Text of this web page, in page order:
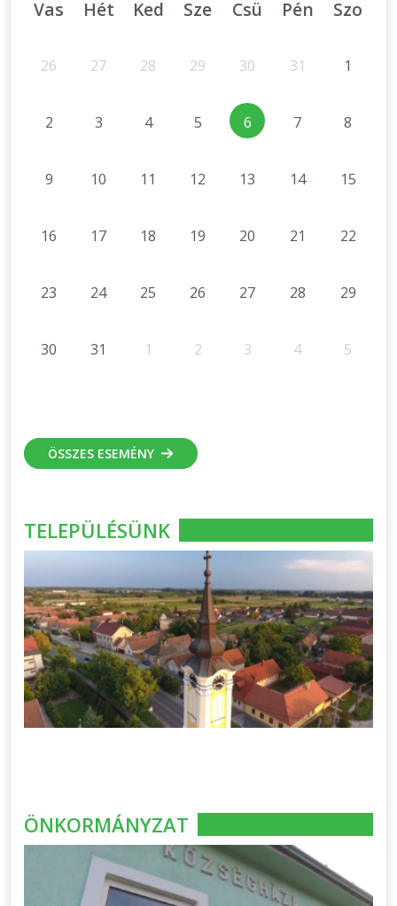
Vas Hét Ked Sze Csü Pén Szo
26 27 28 29 30 31 1
2 3 4 5 6 7 8
9 10 11 12 13 14 15
16 17 18 19 20 21 22
23 24 25 26 27 28 29
30 31 1 2 3 4 5
ÖSSZES ESEMÉNY
TELEPÜLÉSÜNK
ÖNKORMÁNYZAT